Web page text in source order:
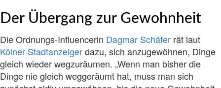
Der Übergang zur Gewohnheit
Die Ordnungs-Influencerin Dagmar Schäfer rät laut
Kölner Stadtanzeigerdazu, sich anzugewöhnen, Dinge
gleich wieder wegzuräumen. „Wenn man bisher die
Dinge nie gleich weggeräumt hat, muss man sich